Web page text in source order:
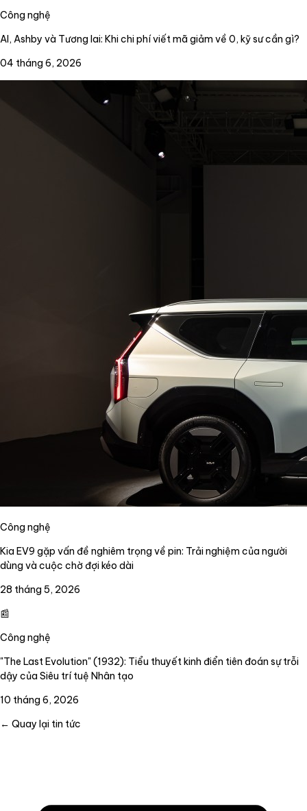
Công nghệ
AI, Ashby và Tương lai: Khi chi phí viết mã giảm về 0, kỹ sư cần gì?
04 tháng 6, 2026
Công nghệ
Kia EV9 gặp vấn đề nghiêm trọng về pin: Trải nghiệm của người
dùng và cuộc chờ đợi kéo dài
28 tháng 5, 2026
📰
Công nghệ
"The Last Evolution" (1932): Tiểu thuyết kinh điển tiên đoán sự trỗi
dậy của Siêu trí tuệ Nhân tạo
10 tháng 6, 2026
← Quay lại tin tức